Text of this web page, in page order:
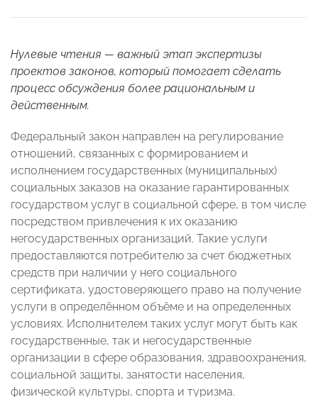
Нулевые чтения — важный этап экспертизы
проектов законов, который помогает сделать
процесс обсуждения более рациональным и
действенным.
Федеральный закон направлен на регулирование
отношений, связанных с формированием и
исполнением государственных (муниципальных)
социальных заказов на оказание гарантированных
государством услуг в социальной сфере, в том числе
посредством привлечения к их оказанию
негосударственных организаций. Такие услуги
предоставляются потребителю за счет бюджетных
средств при наличии у него социального
сертификата, удостоверяющего право на получение
услуги в определённом объёме и на определенных
условиях. Исполнителем таких услуг могут быть как
государственные, так и негосударственные
организации в сфере образования, здравоохранения,
социальной защиты, занятости населения,
физической культуры, спорта и туризма.